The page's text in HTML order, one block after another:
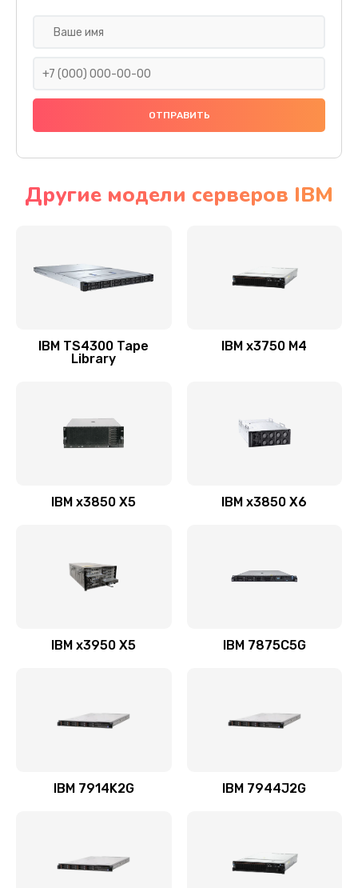
Другие модели серверов IBM
IBM TS4300 Tape
Library
IBM x3750 M4
IBM x3850 X5 IBM x3850 X6
IBM x3950 X5 IBM 7875C5G
IBM 7914K2G IBM 7944J2G